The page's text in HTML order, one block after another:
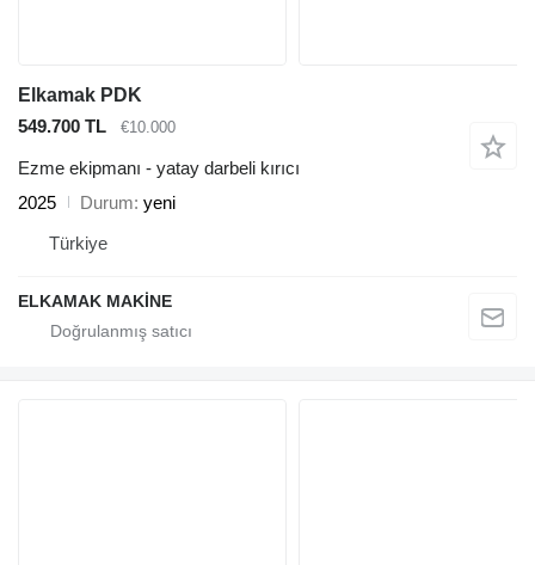
Elkamak PDK
549.700 TL
€10.000
Ezme ekipmanı - yatay darbeli kırıcı
2025
Durum yeni
Türkiye
ELKAMAK MAKİNE